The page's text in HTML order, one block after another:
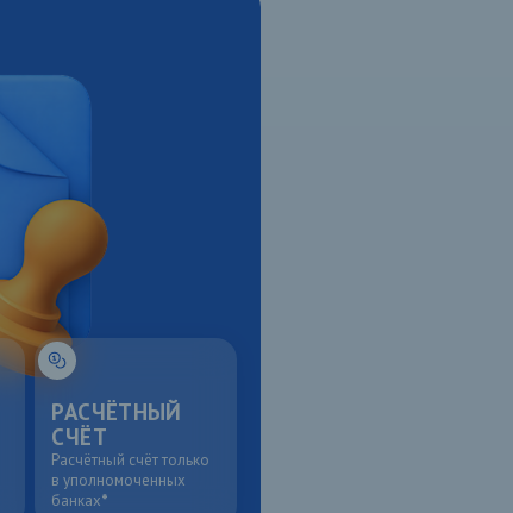
РАСЧЁТНЫЙ
СЧЁТ
Расчётный счёт только
в уполномоченных
банках*